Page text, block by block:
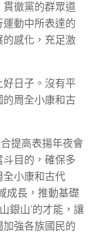
徹黨的群眾道
動中所表達的
的感化，充足激
好日子。沒有平
周全小康和古
提高表揚年夜會
斗目的，確保多
全小康和古代
成長，推動基礎
銀山’的才能，讓
強各族國民的